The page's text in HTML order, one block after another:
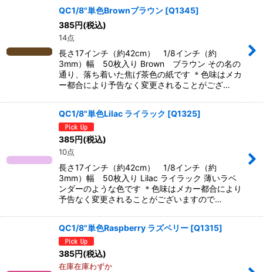
QC1/8"単色Brownブラウン [Q1345]
385円(税込)
14点
長さ17インチ（約42cm） 1/8インチ（約
3mm）幅 50枚入り Brown ブラウン その名の
通り、落ち着いた焦げ茶色の紙です ＊色味はメカ
ー都合により予告なく変更されることがござ…
QC1/8"単色Lilac ライラック [Q1325]
385円(税込)
10点
長さ17インチ（約42cm） 1/8インチ（約
3mm）幅 50枚入り Lilac ライラック 薄いラベ
ンダーのような色です ＊色味はメカー都合により
予告なく変更されることがございますので…
QC1/8"単色Raspberry ラズベリー [Q1315]
385円(税込)
在庫在庫わずか